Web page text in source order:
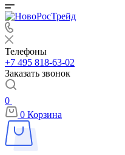
Телефоны
+7 495 818-63-02
Заказать звонок
0
0 Корзина